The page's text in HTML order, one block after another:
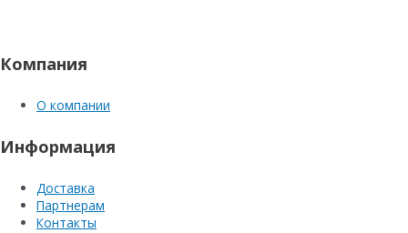
Компания
О компании
Информация
Доставка
Партнерам
Контакты